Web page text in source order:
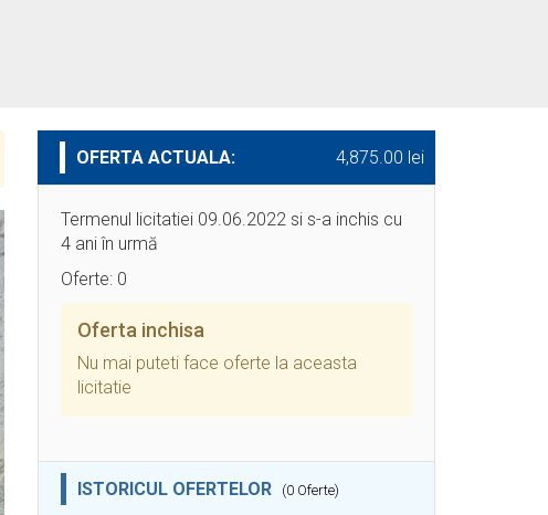
OFERTA ACTUALA: 4,875.00 lei
Termenul licitatiei 09.06.2022 si s-a inchis cu
4 ani în urmă
Oferte: 0
Oferta inchisa
Nu mai puteti face oferte la aceasta
licitatie
ISTORICUL OFERTELOR (0 Oferte)